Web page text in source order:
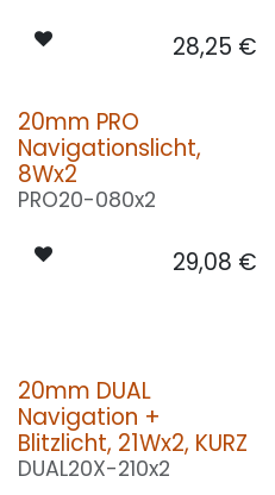
28,25 €
20mm PRO
Navigationslicht,
8Wx2
PRO20-080x2
29,08 €
20mm DUAL
Navigation +
Blitzlicht, 21Wx2, KURZ
DUAL20X-210x2